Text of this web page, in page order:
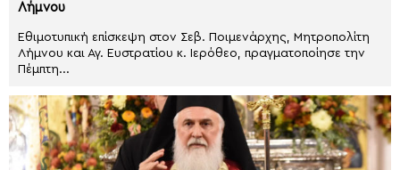
Λήμνου
Εθιμοτυπική επίσκεψη στον Σεβ. Ποιμενάρχης, Μητροπολίτη
Λήμνου και Αγ. Ευστρατίου κ. Ιερόθεο, πραγματοποίησε την
Πέμπτη...